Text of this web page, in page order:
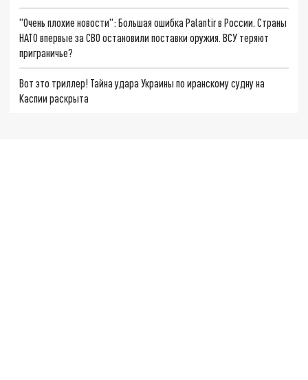
"Очень плохие новости": Большая ошибка Palantir в России. Страны
НАТО впервые за СВО остановили поставки оружия. ВСУ теряют
приграничье?
Вот это триллер! Тайна удара Украины по иранскому судну на
Каспии раскрыта